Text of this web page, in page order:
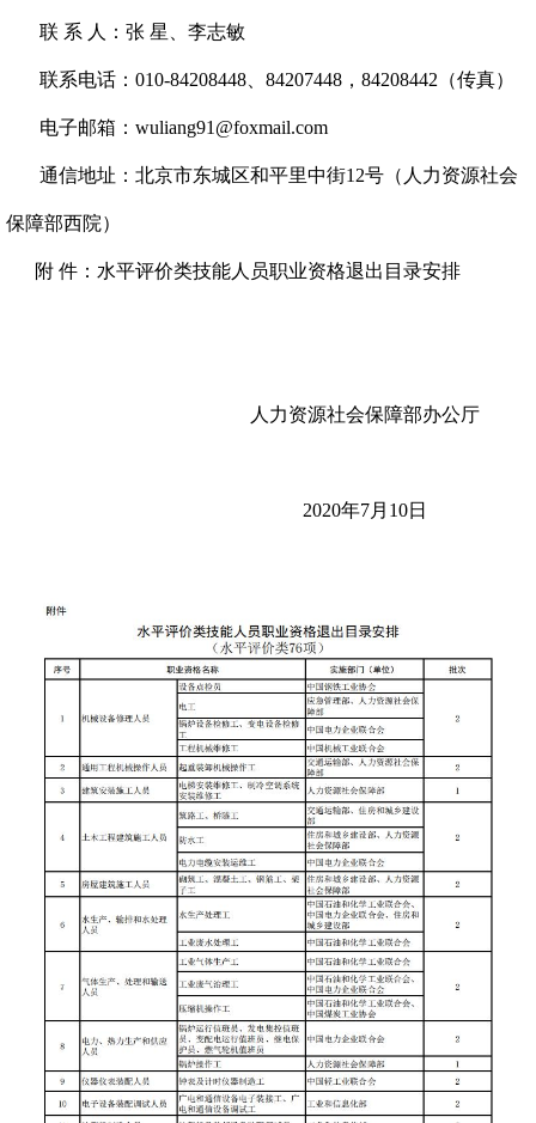
联 系 人：张 星、李志敏
联系电话：010-84208448、84207448，84208442（传真）
电子邮箱：wuliang91@foxmail.com
通信地址：北京市东城区和平里中街12号（人力资源社会
保障部西院）
附 件：水平评价类技能人员职业资格退出目录安排
人力资源社会保障部办公厅
2020年7月10日